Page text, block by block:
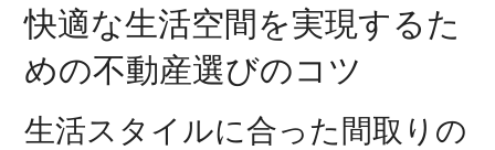
快適な生活空間を実現するた
めの不動産選びのコツ
生活スタイルに合った間取りの